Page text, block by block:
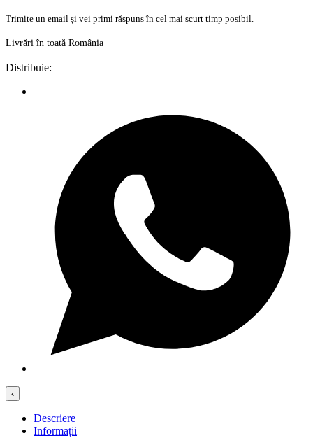
Trimite un email și vei primi răspuns în cel mai scurt timp posibil.
Livrări în toată România
Distribuie:
‹
Descriere
Informații